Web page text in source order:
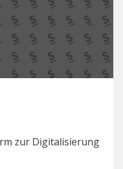
zur Digitalisierung